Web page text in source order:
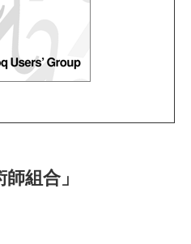
組合」